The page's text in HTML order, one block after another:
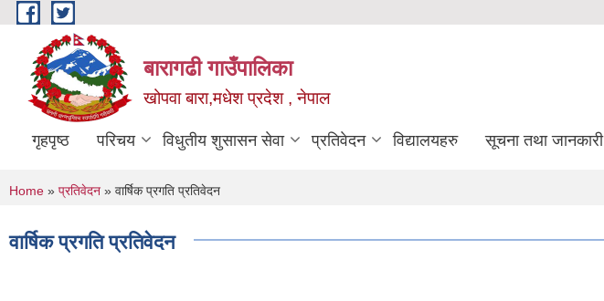
Skip to main content
बारागढी गाउँपालिका
खोपवा बारा,मधेश प्रदेश , नेपाल
गृहपृष्ठ परिचय विधुतीय शुसासन सेवा प्रतिवेदन विद्यालयहरु सूचना तथा जानकारी
You are here
Home » प्रतिवेदन » वार्षिक प्रगति प्रतिवेदन
वार्षिक प्रगति प्रतिवेदन